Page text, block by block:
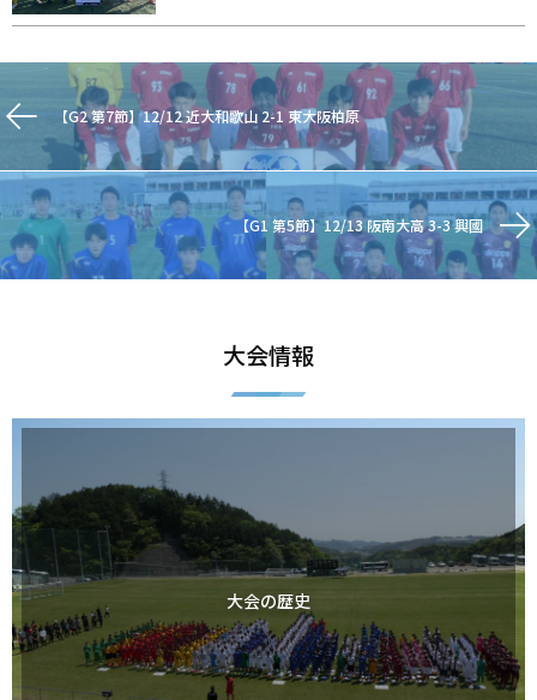
【G2 第7節】12/12 近大和歌山 2-1 東大阪柏原
【G1 第5節】12/13 阪南大高 3-3 興國
大会情報
大会の歴史